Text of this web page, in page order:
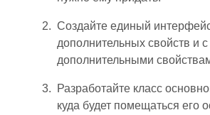
Создайте единый
дополнительных свойств и с
дополнительными
Разработайте класс
куда будет помещаться его